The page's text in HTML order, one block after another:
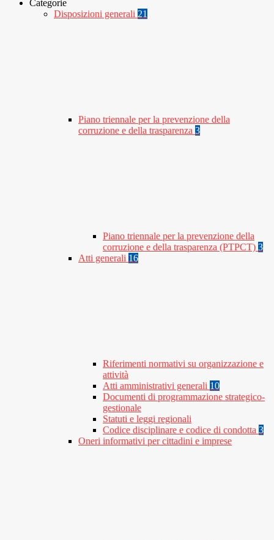
Categorie
Disposizioni generali 21
Piano triennale per la prevenzione della
corruzione e della trasparenza 3
Piano triennale per la prevenzione della
corruzione e della trasparenza (PTPCT) 3
Atti generali 16
Riferimenti normativi su organizzazione e
attività
Atti amministrativi generali 10
Documenti di programmazione strategico-
gestionale
Statuti e leggi regionali
Codice disciplinare e codice di condotta 3
Oneri informativi per cittadini e imprese